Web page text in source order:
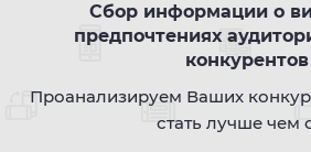
Сбор информации о
предпочтениях
конкурентов
Проанализируем Ваших
стать лучше чем